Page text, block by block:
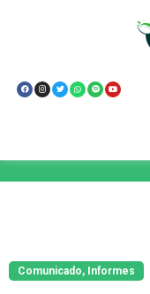
Comunicado, Informes